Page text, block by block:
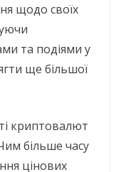
щодо своїх
та подіями у
ще більшої
криптовалют
більше часу
цінових